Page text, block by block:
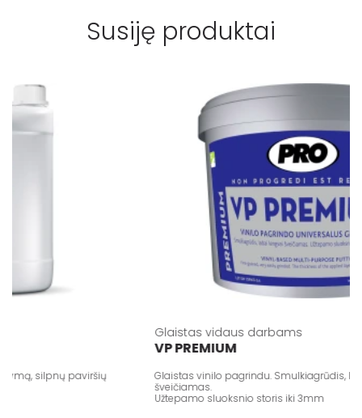
Susiję produktai
silpnų paviršių
Glaistas vidaus darbams
VP PREMIUM
Glaistas vinilo pagrindu. Smulkiagrūdis, labai
šveičiamas.
Užtepamo sluoksnio storis iki 3mm